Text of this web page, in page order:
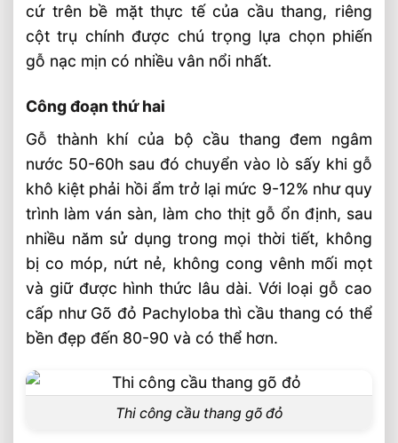
cứ trên bề mặt thực tế của cầu thang, riêng
cột trụ chính được chú trọng lựa chọn phiến
gỗ nạc mịn có nhiều vân nổi nhất.
Công đoạn thứ hai
Gỗ thành khí của bộ cầu thang đem ngâm
nước 50-60h sau đó chuyển vào lò sấy khi gỗ
khô kiệt phải hồi ẩm trở lại mức 9-12% như quy
trình làm ván sàn, làm cho thịt gỗ ổn định, sau
nhiều năm sử dụng trong mọi thời tiết, không
bị co móp, nứt nẻ, không cong vênh mối mọt
và giữ được hình thức lâu dài. Với loại gỗ cao
cấp như Gõ đỏ Pachyloba thì cầu thang có thể
bền đẹp đến 80-90 và có thể hơn.
Thi công cầu thang gõ đỏ